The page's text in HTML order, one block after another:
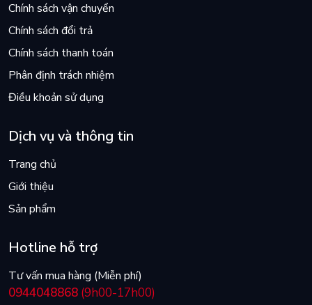
Chính sách vận chuyển
Chính sách đổi trả
Chính sách thanh toán
Phân định trách nhiệm
Điều khoản sử dụng
Dịch vụ và thông tin
Trang chủ
Giới thiệu
Sản phẩm
Hotline hỗ trợ
Tư vấn mua hàng (Miễn phí)
0944048868 (9h00-17h00)